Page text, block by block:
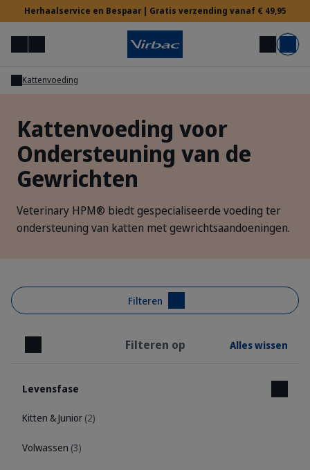
Herhaalservice en Bespaar | Gratis verzending vanaf € 49,95
MenuZoek op Mijn account Mand
Hulp nodig?
Kattenvoeding
Kattenvoeding voor
Ondersteuning van de
Gewrichten
Veterinary HPM® biedt gespecialiseerde voeding ter
ondersteuning van katten met gewrichtsaandoeningen.
Filteren
Sluiten Filteren op Alles wissen
Levensfase
Kitten & Junior (2)
Volwassen (3)